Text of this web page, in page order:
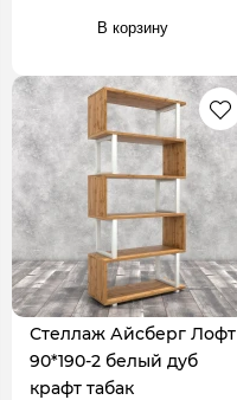
В корзину
Стеллаж Айсберг Лофт
90*190-2 белый дуб
крафт табак